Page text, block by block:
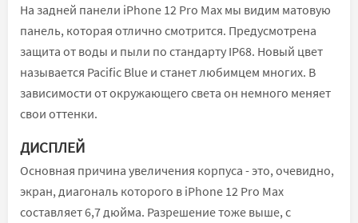
На задней панели iPhone 12 Pro Max мы видим матовую
панель, которая отлично смотрится. Предусмотрена
защита от воды и пыли по стандарту IP68. Новый цвет
называется Pacific Blue и станет любимцем многих. В
зависимости от окружающего света он немного меняет
свои оттенки.
ДИСПЛЕЙ
Основная причина увеличения корпуса - это, очевидно,
экран, диагональ которого в iPhone 12 Pro Max
составляет 6,7 дюйма. Разрешение тоже выше, с